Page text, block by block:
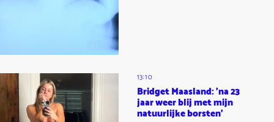
13:10
Bridget Maasland: 'na 23
jaar weer blij met mijn
natuurlijke borsten'